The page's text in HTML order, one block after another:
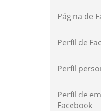
Página de
Perfil de
Perfil
Perfil de
Facebook